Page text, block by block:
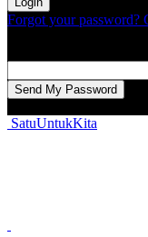
Forgot your password?
SatuUntukKita